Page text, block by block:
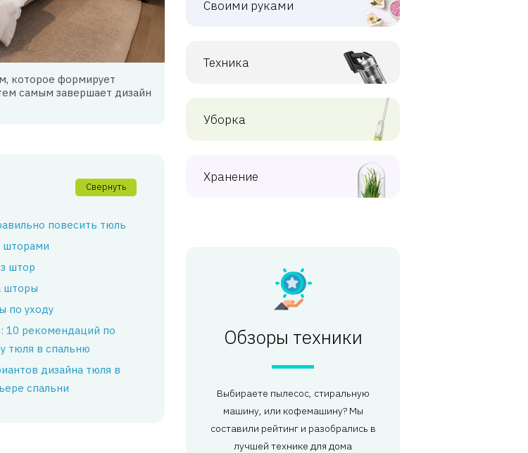
которое формирует
самым завершает дизайн
Свернуть
повесить тюль
шторами
штор
шторы
по уходу
10 рекомендаций по
тюля в спальню
дизайна тюля в
спальни
Своими руками
Техника
Уборка
Хранение
Обзоры техники
Выбираете пылесос, стиральную
машину, или кофемашину? Мы
составили рейтинг и разобрались в
лучшей технике для дома